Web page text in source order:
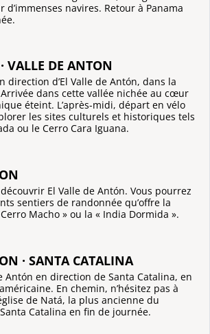
d’immenses navires. Retour à Panama
VALLE DE ANTON
direction d’El Valle de Antón, dans la
dans cette vallée nichée au cœur
éteint. L’après-midi, départ en vélo
les sites culturels et historiques tels
ou le Cerro Cara Iguana.
El Valle de Antón. Vous pourrez
sentiers de randonnée qu’offre la
Macho » ou la « India Dormida ».
· SANTA CATALINA
Antón en direction de Santa Catalina, en
En chemin, n’hésitez pas à
de Natá, la plus ancienne du
Catalina en fin de journée.